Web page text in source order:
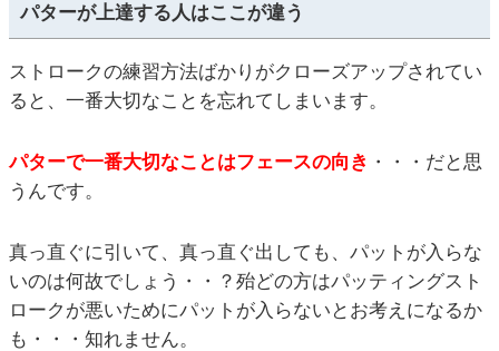
パターが上達する人はここが違う
ストロークの練習方法ばかりがクローズアップされてい
ると、一番大切なことを忘れてしまいます。
パターで一番大切なことはフェースの向き ・・・だと思
うんです。
真っ直ぐに引いて、真っ直ぐ出しても、パットが入らな
いのは何故でしょう・・？殆どの方はパッティングスト
ロークが悪いためにパットが入らないとお考えになるか
も・・・知れません。